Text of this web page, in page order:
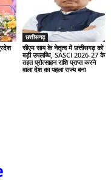
छत्तीसगढ़
सीएम साय के नेतृत्व में छत्तीसगढ़ को
बड़ी उपलब्धि, SASCI 2026-27 के
तहत प्रोत्साहन राशि प्राप्त करने
वाला देश का पहला राज्य बना